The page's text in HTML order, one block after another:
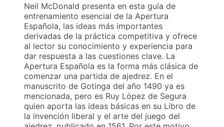
Neil McDonald presenta en esta guía de
entrenamiento esencial de la Apertura
Española, las ideas más importantes
derivadas de la práctica competitiva y ofrece
al lector su conocimiento y experiencia para
dar respuesta a las cuestiones clave. La
Apertura Española es la forma más clásica de
comenzar una partida de ajedrez. En el
manuscrito de Gotinga del año 1490 ya es
mencionada, pero es Ruy López de Segura
quien aporta las ideas básicas en su Libro de
la invención liberal y el arte del juego del